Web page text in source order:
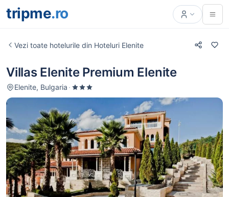
tripme.ro
Vezi toate hotelurile din Hoteluri Elenite
Villas Elenite Premium Elenite
Elenite, Bulgaria ·